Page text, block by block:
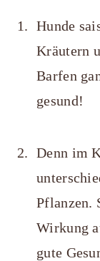
Hunde
Kräutern
Barfen
gesund!
Denn im
Pflanzen.
Wirkung
gute